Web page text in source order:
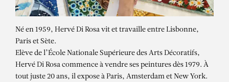
Né en 1959, Hervé Di Rosa vit et travaille entre Lisbonne,
Paris et Sète.
Elève de l’École Nationale Supérieure des Arts Décoratifs,
Hervé Di Rosa commence à vendre ses peintures dès 1979. À
tout juste 20 ans, il expose à Paris, Amsterdam et New York.